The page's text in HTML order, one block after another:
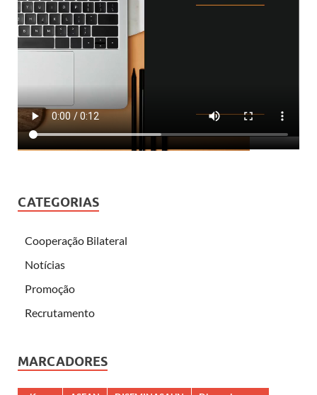
CATEGORIAS
Cooperação Bilateral
Notícias
Promoção
Recrutamento
MARCADORES